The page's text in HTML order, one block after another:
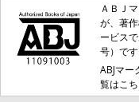
ＡＢＪ
が、著
ービス
号）です
ABJマー
覧はこ